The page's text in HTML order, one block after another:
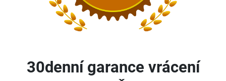
30denní garance vrácení